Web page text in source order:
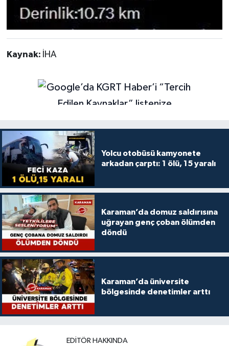
Kaynak: İHA
Yolcu otobüsü kamyonete
arkadan çarptı: 1 ölü, 15 yaralı
Karaman’da domuz saldırısına
uğrayan genç çoban ölümden
döndü
Karaman’da üniversite
bölgesinde denetimler arttı
EDITÖR HAKKINDA